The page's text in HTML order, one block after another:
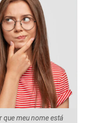
que meu nome está